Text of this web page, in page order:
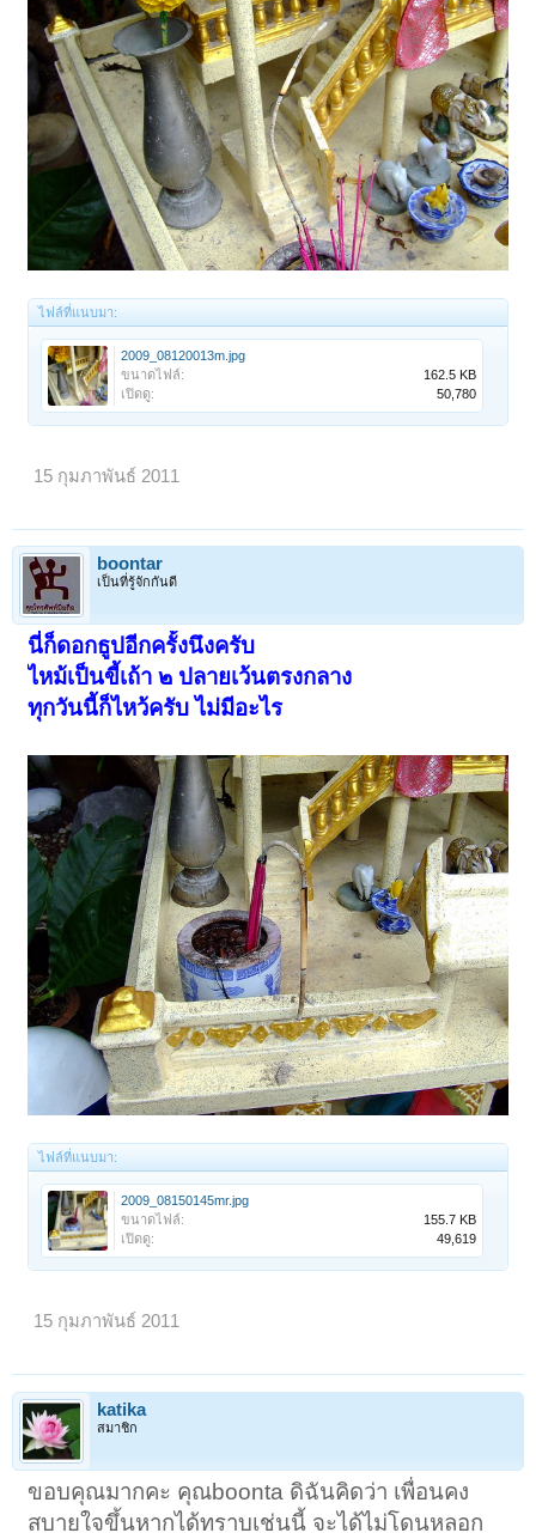
ไฟล์ที่แนบมา:
2009_08120013m.jpg
ขนาดไฟล์:
162.5 KB
เปิดดู:
50,780
15 กุมภาพันธ์ 2011
boontar
เป็นที่รู้จักกันดี
นี่ก็ดอกธูปอีกครั้งนึงครับ
ไหม้เป็นขี้เถ้า ๒ ปลายเว้นตรงกลาง
ทุกวันนี้ก็ไหว้ครับไม่มีอะไร
ไฟล์ที่แนบมา:
2009_08150145mr.jpg
ขนาดไฟล์:
155.7 KB
เปิดดู:
49,619
15 กุมภาพันธ์ 2011
katika
สมาชิก
ขอบคุณมากคะ คุณboonta ดิฉันคิดว่า เพื่อนคง
สบายใจขึ้นหากได้ทราบเช่นนี้ จะได้ไม่โดนหลอก